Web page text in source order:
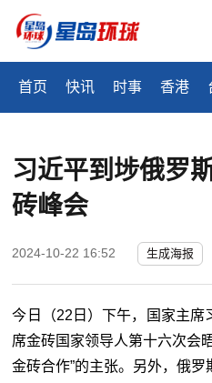
首页 快讯 时事 香港
习近平到埗俄罗
砖峰会
2024-10-22 16:52 生成海报
今日（22日）下午，国家主席
席金砖国家领导人第十六次会
金砖合作”的主张。另外，俄